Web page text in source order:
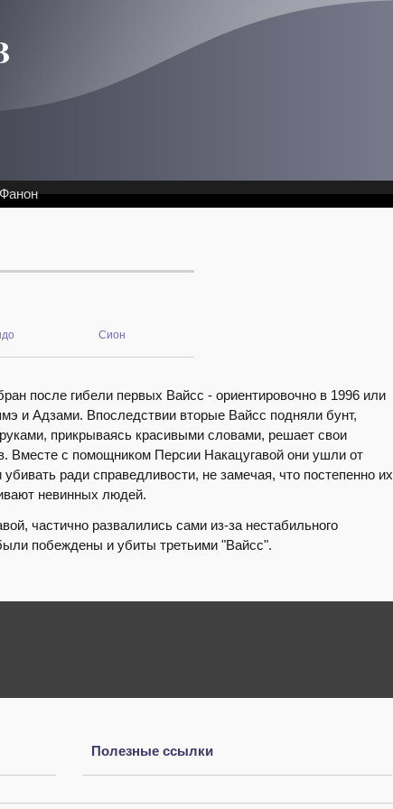
Сион
после гибели первых Вайсс - ориентировочно в 1996 или
и Адзами. Впоследствии вторые Вайсс подняли бунт,
прикрываясь красивыми словами, решает свои
Вместе с помощником Персии Накацугавой они ушли от
ради справедливости, не замечая, что постепенно их
невинных людей.
частично развалились сами из-за нестабильного
побеждены и убиты третьими "Вайсс".
Полезные ссылки